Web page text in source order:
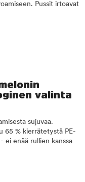
Pussit irtoavat
valinta
sujuvaa.
65 % kierrätetystä PE-
ei enää rullien kanssa